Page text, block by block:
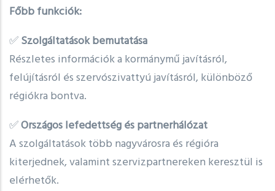
Főbb funkciók:
✅Szolgáltatások bemutatása
Részletes információk a kormánymű javításról,
felújításról és szervószivattyú javításról, különböző
régiókra bontva.
✅Országos lefedettség és partnerhálózat
A szolgáltatások több nagyvárosra és régióra
kiterjednek, valamint szervizpartnereken keresztül is
elérhetők.